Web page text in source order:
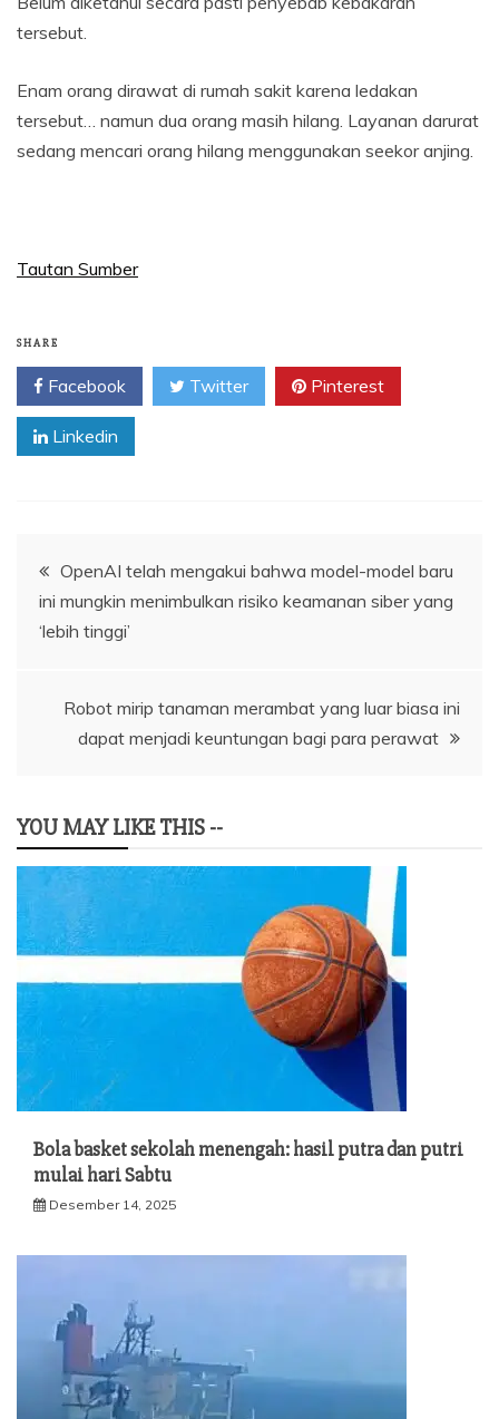
tersebut.
Enam orang dirawat di rumah sakit karena ledakan
tersebut… namun dua orang masih hilang. Layanan darurat
sedang mencari orang hilang menggunakan seekor anjing.
Tautan Sumber
SHARE
Facebook Twitter Pinterest
Linkedin
Navigasi
pos
OpenAI telah mengakui bahwa model-model baru
ini mungkin menimbulkan risiko keamanan siber yang
‘lebih tinggi’
Robot mirip tanaman merambat yang luar biasa ini
dapat menjadi keuntungan bagi para perawat
YOU MAY LIKE THIS --
Bola basket sekolah menengah: hasil putra dan putri
mulai hari Sabtu
Desember 14, 2025